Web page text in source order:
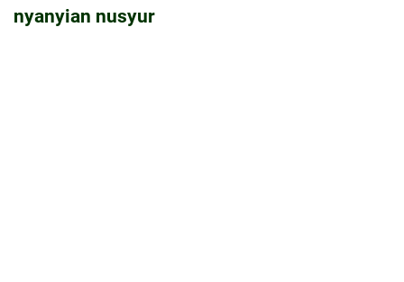
nyanyian nusyur